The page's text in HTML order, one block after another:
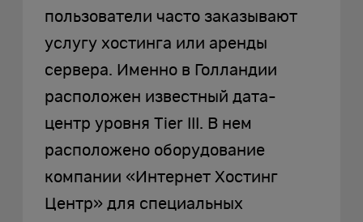
пользователи часто заказывают
услугу хостинга или аренды
сервера. Именно в Голландии
расположен известный дата-
центр уровня Tier III. В нем
расположено оборудование
компании «Интернет Хостинг
Центр» для специальных